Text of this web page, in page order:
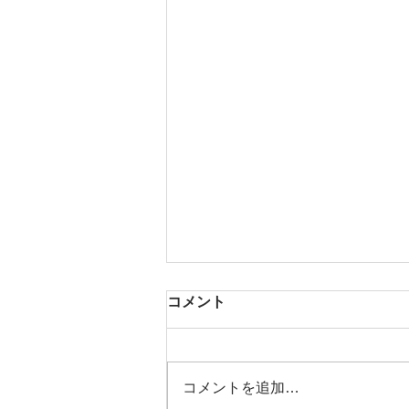
芳醇な香り
コメント
コメントを追加…